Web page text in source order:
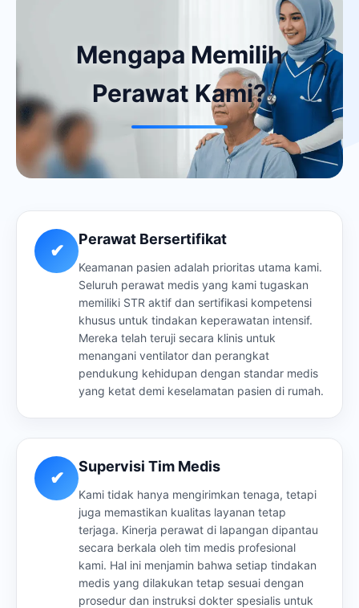
Mengapa Memilih
Perawat Kami?
✔
Perawat Bersertifikat
Keamanan pasien adalah prioritas utama kami.
Seluruh perawat medis yang kami tugaskan
memiliki STR aktif dan sertifikasi kompetensi
khusus untuk tindakan keperawatan intensif.
Mereka telah teruji secara klinis untuk
menangani ventilator dan perangkat
pendukung kehidupan dengan standar medis
yang ketat demi keselamatan pasien di rumah.
✔
Supervisi Tim Medis
Kami tidak hanya mengirimkan tenaga, tetapi
juga memastikan kualitas layanan tetap
terjaga. Kinerja perawat di lapangan dipantau
secara berkala oleh tim medis profesional
kami. Hal ini menjamin bahwa setiap tindakan
medis yang dilakukan tetap sesuai dengan
prosedur dan instruksi dokter spesialis untuk